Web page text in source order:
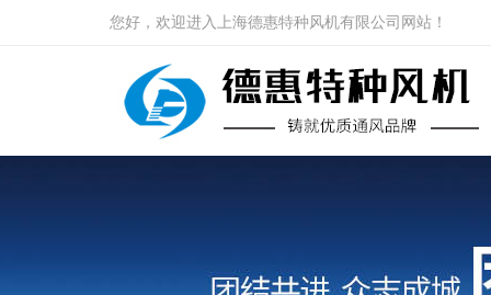
您好，欢迎进入上海德惠特种风机有限公司网站！